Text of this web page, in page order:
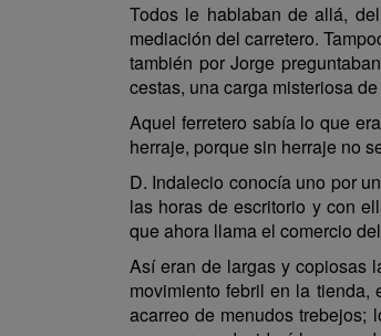
Todos le hablaban de allá,
mediación del carretero.
también por Jorge
cestas, una carga misteriosa
Aquel ferretero sabía lo que
herraje, porque sin herraje no
D. Indalecio conocía uno por
las horas de escritorio y con
que ahora llama el comercio
Así eran de largas y copiosas
movimiento febril en la tienda,
acarreo de menudos trebejos;